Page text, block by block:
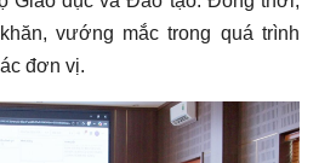
vướng mắc trong quá trình
đơn vị.